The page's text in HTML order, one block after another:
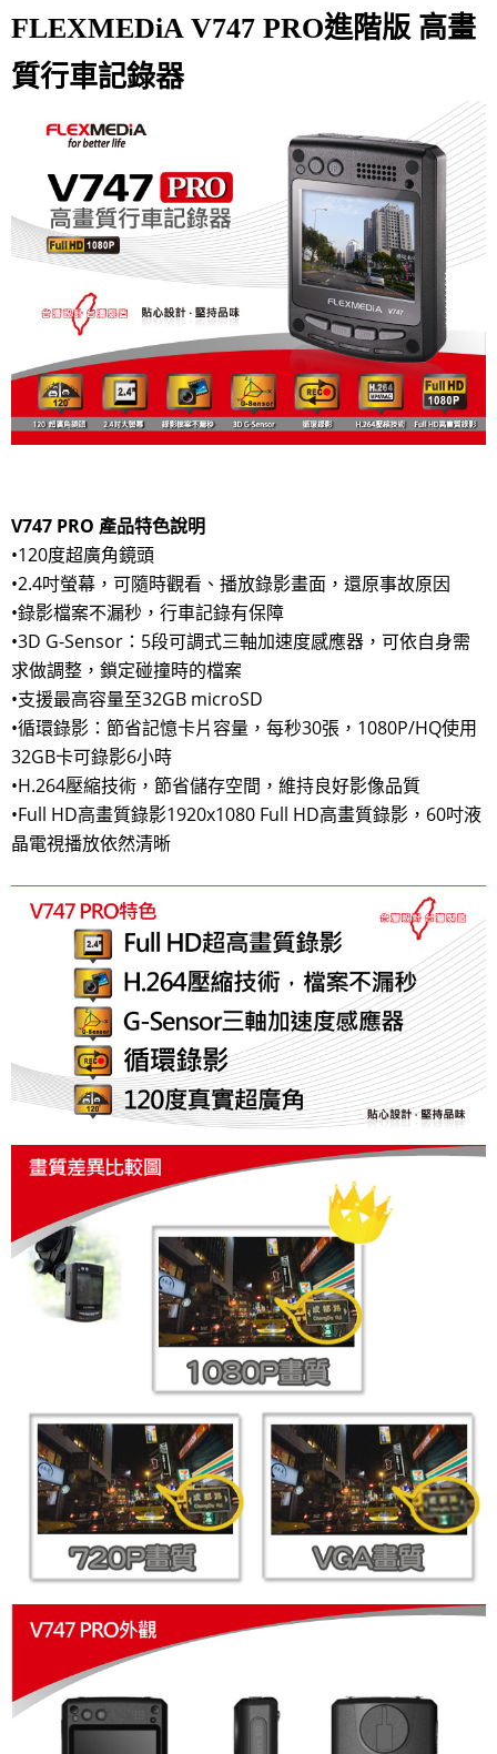
FLEXMEDiA V747 PRO進階版 高畫
質行車記錄器
V747 PRO 產品特色說明
•120度超廣角鏡頭
•2.4吋螢幕，可隨時觀看、播放錄影畫面，還原事故原因
•錄影檔案不漏秒，行車記錄有保障
•3D G-Sensor：5段可調式三軸加速度感應器，可依自身需
求做調整，鎖定碰撞時的檔案
•支援最高容量至32GB microSD
•循環錄影：節省記憶卡片容量，每秒30張，1080P/HQ使用
32GB卡可錄影6小時
•H.264壓縮技術，節省儲存空間，維持良好影像品質
•Full HD高畫質錄影1920x1080 Full HD高畫質錄影，60吋液
晶電視播放依然清晰